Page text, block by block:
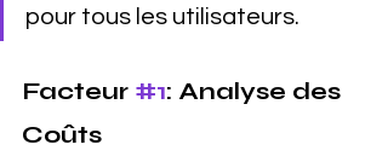
pour tous les utilisateurs.
Facteur #1: Analyse des
Coûts